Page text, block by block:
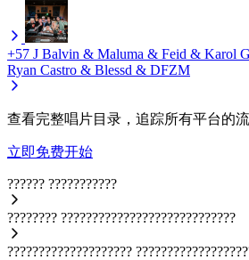
+57 J Balvin & Maluma & Feid & Karol
Ryan Castro & Blessd & DFZM
查看完整唱片目录，追踪所有平台的流
立即免费开始
?????? ???????????
???????? ????????????????????????????
????????????????????